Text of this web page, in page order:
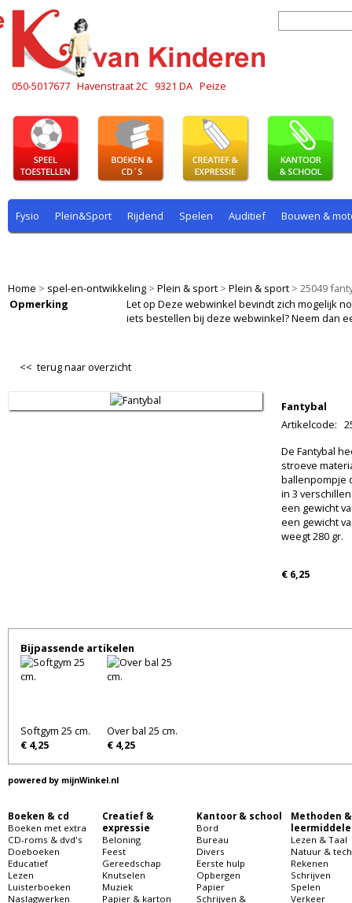
050-5017677 Havenstraat 2C 9321 DA Peize
Fysio Plein&Sport Rijdend Spelen Auditief Bouwen &
Home > spel-en-ontwikkeling > Plein & sport > Plein & sport > 25049
Opmerking
Let op Deze webwinkel bevindt zich mogelijk
iets bestellen bij deze webwinkel? Neem dan
<< terug naar overzicht
Fantybal
Artikelcode:
De Fantybal
stroeve
ballenpompje
in 3
een gewicht
een gewicht
weegt 280 gr.
€ 6,25
Bijpassende artikelen
Softgym 25 cm.
€ 4,25
Over bal 25 cm.
€ 4,25
powered by mijnWinkel.nl
Boeken & cd
Boeken met extra
CD-roms & dvd's
Doeboeken
Educatief
Lezen
Luisterboeken
Naslagwerken
Creatief &
expressie
Beloning
Feest
Gereedschap
Knutselen
Muziek
Papier & karton
Kantoor & school
Bord
Bureau
Divers
Eerste hulp
Opbergen
Papier
Schrijven &
Methoden &
Lezen & Taal
Natuur &
Rekenen
Schrijven
Spelen
Verkeer